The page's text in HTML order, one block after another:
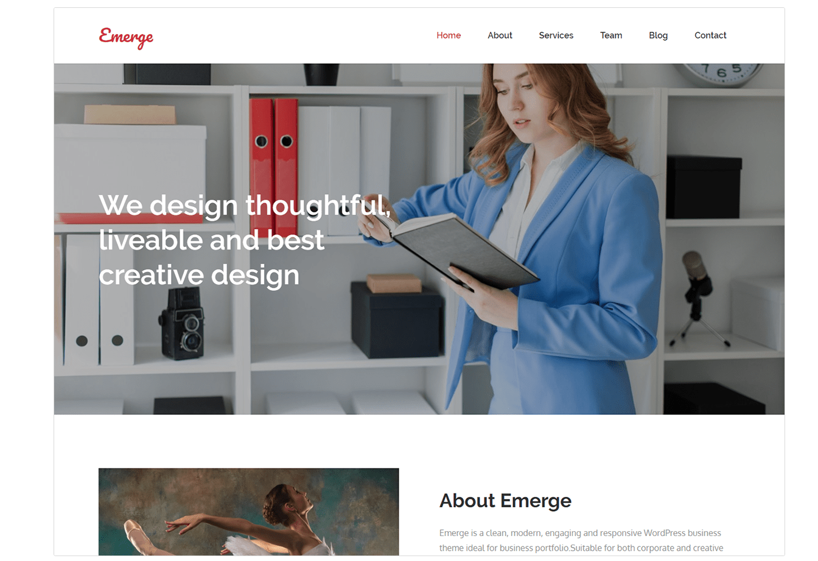
Версія
Active installations
20+
WordPress version
5.0
PHP version
5.6
Theme homepage